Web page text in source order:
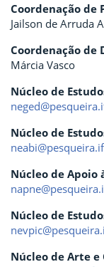
Coordenação de
Jailson de Arruda
Coordenação de
Márcia Vasco
Núcleo de
Núcleo de
Núcleo de Apoio
Núcleo de
Núcleo de Arte